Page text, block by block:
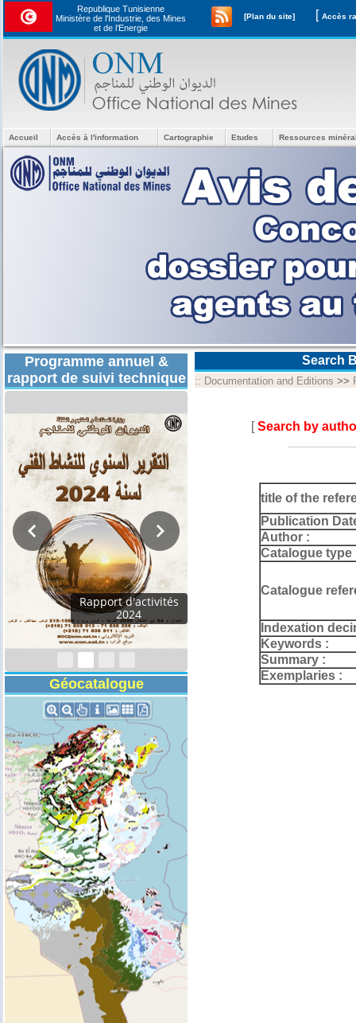
Republique Tunisienne
Ministère de l'Industrie, des Mines
et de l’Energie
[Plan du site] [
Accueil Accès à l'information Cartographie Etudes Ressources
Programme annuel &
rapport de suivi technique
Rapport d'activités
2024
Géocatalogue
Search
:: Documentation and Editions >>
[Search by
title of the
Publication
Author :
Catalogue type
Catalogue
Indexation
Keywords :
Summary :
Exemplaries :